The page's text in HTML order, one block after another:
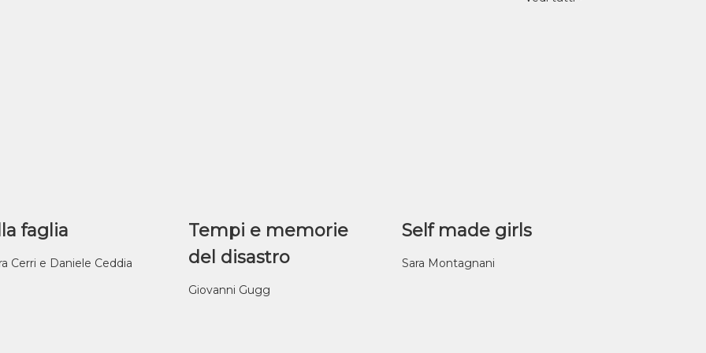
faglia
Cerri e Daniele Ceddia
Tempi e memorie
del disastro
Giovanni Gugg
Self made girls
Sara Montagnani